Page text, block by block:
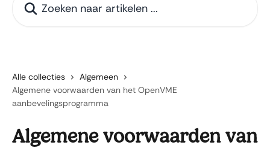
Alle collecties
Algemeen
Algemene voorwaarden van het OpenVME
aanbevelingsprogramma
Algemene voorwaarden van